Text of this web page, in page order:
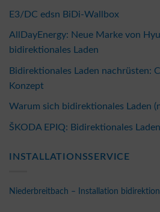
E3/DC edsn BiDi-Wallbox
AllDayEnergy: Neue Marke von
bidirektionales Laden
Bidirektionales Laden nachrüsten:
Konzept
Warum sich bidirektionales Laden
ŠKODA EPIQ: Bidirektionales
INSTALLATIONSSERVICE
Niederbreitbach – Installation